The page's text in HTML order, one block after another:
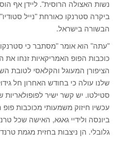
נשות האצולה הרוסית". ליידן אף
ביקרה סטרנקו כאורחת "נייל
הבשורה בישראל.
"עתה" הוא אומר "מסתבר כי
כוכבות הפופ האמריקאיות זנחו
הציפורן המעוגל והקלאסי לטובת
שלנו עולה כי בחודש האחרון חל
סטילטו. יש קשר ישיר
עכשיו חיזוק משמעותי מכוכבות
ביונסה ולידיי גאגא, האישה שכל
גלובלי. הן ניצבות בחזית מגמת